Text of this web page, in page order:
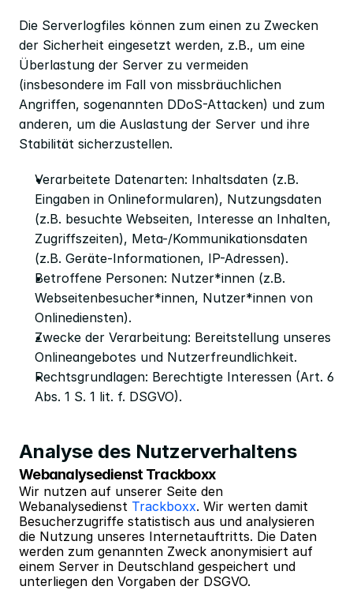
Die Serverlogfiles können zum einen zu Zwecken
der Sicherheit eingesetzt werden, z.B., um eine
Überlastung der Server zu vermeiden
(insbesondere im Fall von missbräuchlichen
Angriffen, sogenannten DDoS-Attacken) und zum
anderen, um die Auslastung der Server und ihre
Stabilität sicherzustellen.
Verarbeitete Datenarten: Inhaltsdaten (z.B.
Eingaben in Onlineformularen), Nutzungsdaten
(z.B. besuchte Webseiten, Interesse an Inhalten,
Zugriffszeiten), Meta-/Kommunikationsdaten
(z.B. Geräte-Informationen, IP-Adressen).
Betroffene Personen: Nutzer*innen (z.B.
Webseitenbesucher*innen, Nutzer*innen von
Onlinediensten).
Zwecke der Verarbeitung: Bereitstellung unseres
Onlineangebotes und Nutzerfreundlichkeit.
Rechtsgrundlagen: Berechtigte Interessen (Art. 6
Abs. 1 S. 1 lit. f. DSGVO).
Analyse des Nutzerverhaltens
Webanalysedienst Trackboxx
Wir nutzen auf unserer Seite den
Webanalysedienst Trackboxx. Wir werten damit
Besucherzugriffe statistisch aus und analysieren
die Nutzung unseres Internetauftritts. Die Daten
werden zum genannten Zweck anonymisiert auf
einem Server in Deutschland gespeichert und
unterliegen den Vorgaben der DSGVO.